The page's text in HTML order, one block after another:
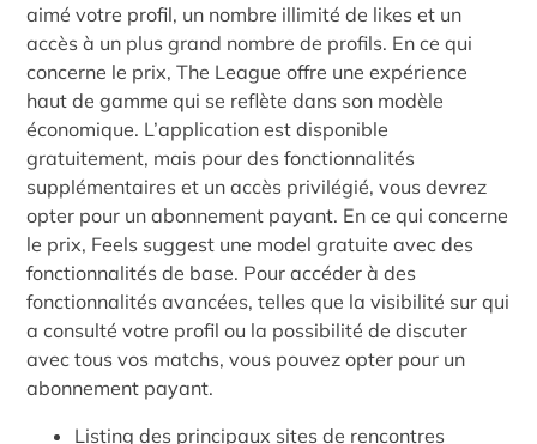
aimé votre profil, un nombre illimité de likes et un
accès à un plus grand nombre de profils. En ce qui
concerne le prix, The League offre une expérience
haut de gamme qui se reflète dans son modèle
économique. L’application est disponible
gratuitement, mais pour des fonctionnalités
supplémentaires et un accès privilégié, vous devrez
opter pour un abonnement payant. En ce qui concerne
le prix, Feels suggest une model gratuite avec des
fonctionnalités de base. Pour accéder à des
fonctionnalités avancées, telles que la visibilité sur qui
a consulté votre profil ou la possibilité de discuter
avec tous vos matchs, vous pouvez opter pour un
abonnement payant.
Listing des principaux sites de rencontres